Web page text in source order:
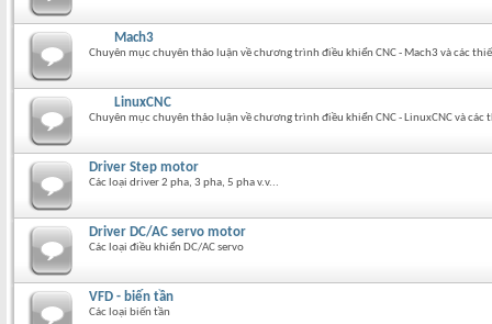
Mach3
Chuyên mục chuyên thảo luận về chương trình điều khiển CNC - Mach3 và các
LinuxCNC
Chuyên mục chuyên thảo luận về chương trình điều khiển CNC - LinuxCNC và các
Driver Step motor
Các loại driver 2 pha, 3 pha, 5 pha v.v...
Driver DC/AC servo motor
Các loại điều khiển DC/AC servo
VFD - biến tần
Các loại biến tần